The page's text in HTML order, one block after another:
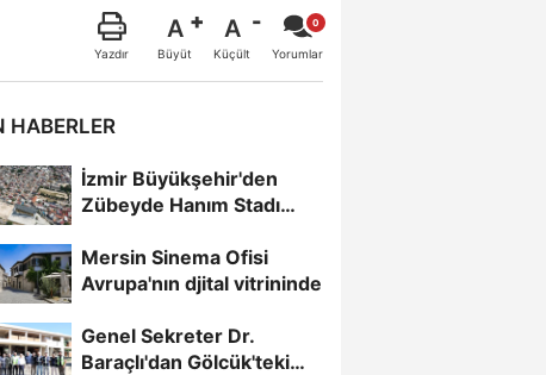
Yazdır
A
Büyüt
A
Küçült Yorumlar
HABERLER
İzmir Büyükşehir'den
Zübeyde Hanım Stadı
Mersin Sinema Ofisi
Avrupa'nın djital vitrininde
Genel Sekreter Dr.
Baraçlı'dan Gölcük'teki